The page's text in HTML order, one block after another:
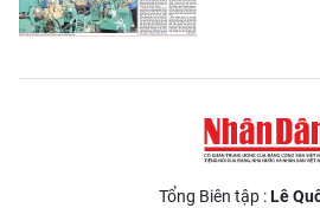
Tổng Biên tập :Lê